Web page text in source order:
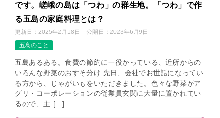
です。嵯峨の島は「つわ」の群生地。「つわ」で作
る五島の家庭料理とは？
更新日： 2025年2月18日 公開日： 2023年6月9日
五島のこと
五島あるある。食費の節約に一役かっている、近所からの
いろんな野菜のおすそ分け 先日、会社でお世話になってい
る方から、じゃがいもをいただきました。色々な野菜がア
グリ・コーポレーションの従業員玄関に大量に置かれてい
るので、主 […]